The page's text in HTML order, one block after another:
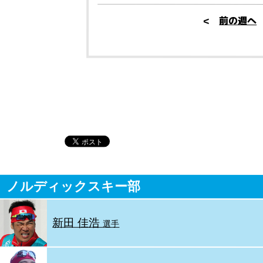
<前の週へ
ノルディックスキー部
新田 佳浩選手